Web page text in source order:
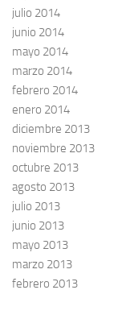
julio 2014
junio 2014
mayo 2014
marzo 2014
febrero 2014
enero 2014
diciembre 2013
noviembre 2013
octubre 2013
agosto 2013
julio 2013
junio 2013
mayo 2013
marzo 2013
febrero 2013